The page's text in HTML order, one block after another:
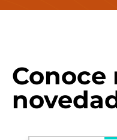
Conoce